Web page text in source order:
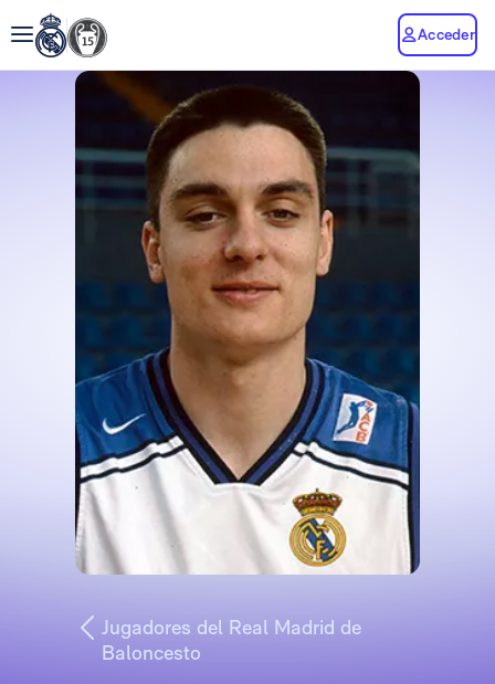
Acceder
Jugadores del Real Madrid de
Baloncesto